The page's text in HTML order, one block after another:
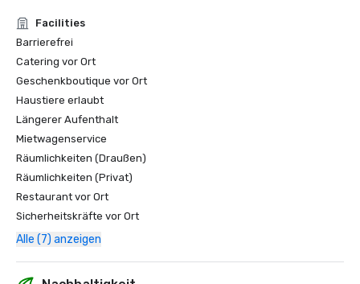
Facilities
Barrierefrei
Catering vor Ort
Geschenkboutique vor Ort
Haustiere erlaubt
Längerer Aufenthalt
Mietwagenservice
Räumlichkeiten (Draußen)
Räumlichkeiten (Privat)
Restaurant vor Ort
Sicherheitskräfte vor Ort
Alle (7) anzeigen